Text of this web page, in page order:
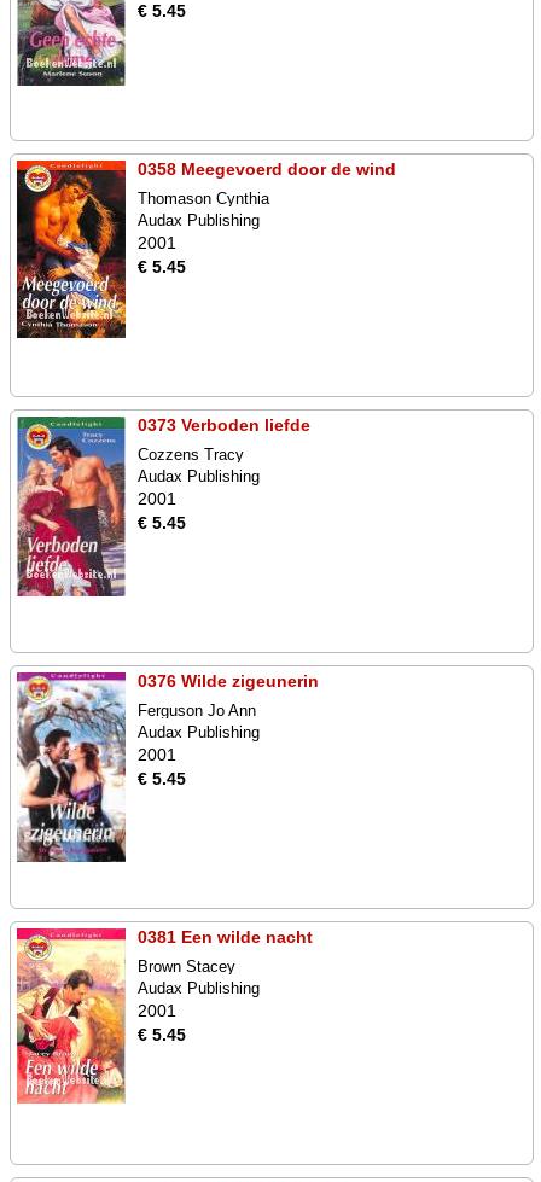
€ 5.45
0358 Meegevoerd door de wind
Thomason Cynthia
Audax Publishing
2001
€ 5.45
0373 Verboden liefde
Cozzens Tracy
Audax Publishing
2001
€ 5.45
0376 Wilde zigeunerin
Ferguson Jo Ann
Audax Publishing
2001
€ 5.45
0381 Een wilde nacht
Brown Stacey
Audax Publishing
2001
€ 5.45